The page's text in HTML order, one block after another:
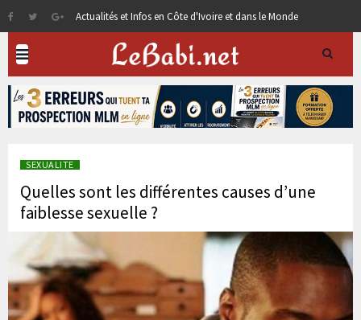
Actualités et Infos en Côte d'Ivoire et dans le Monde
SEXUALITE
Quelles sont les différentes causes d’une
faiblesse sexuelle ?